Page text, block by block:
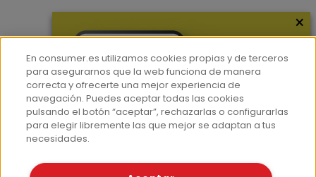
Hemeroteca
Contacto
Prensa
Corpus Lingüístico Consumer
© Fundación EROSKI
×
En consumer.es utilizamos cookies propias y de terceros
para asegurarnos que la web funciona de manera
correcta y ofrecerte una mejor experiencia de
navegación. Puedes aceptar todas las cookies
pulsando el botón “aceptar”, rechazarlas o configurarlas
para elegir libremente las que mejor se adaptan a tus
necesidades.